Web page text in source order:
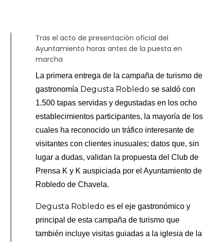
Tras el acto de presentación oficial del
Ayuntamiento horas antes de la puesta en
marcha
La primera entrega de la campaña de turismo de
gastronomía Degusta Robledose saldó con
1.500 tapas servidas y degustadas en los ocho
establecimientos participantes, la mayoría de los
cuales ha reconocido un tráfico interesante de
visitantes con clientes inusuales; datos que, sin
lugar a dudas, validan la propuesta del Club de
Prensa K y K auspiciada por el Ayuntamiento de
Robledo de Chavela.
Degusta Robledoes el eje gastronómico y
principal de esta campaña de turismo que
también incluye visitas guiadas a la iglesia de la